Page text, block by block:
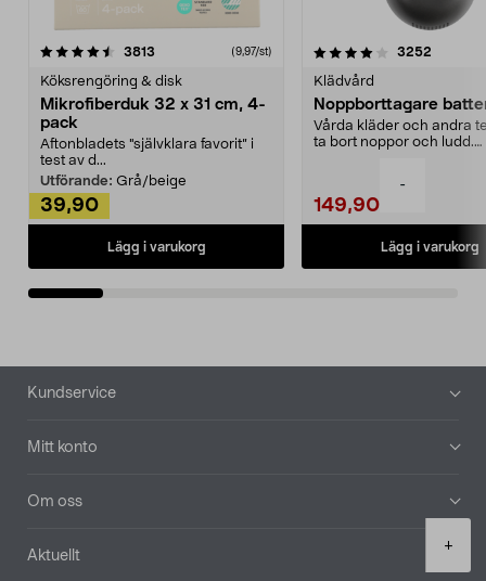
-
+
3813 (9,97/st)
Köksrengöring & disk
Mikrofiberduk 32 x 31 cm, 4-
pack
Aftonbladets "självklara favorit” i
test av d...
Utförande: Grå/beige
39,90
Lägg i varukorg
4.0av 5 stjärnor 3252
Klädvård
Noppborttagare
Vårda kläder och andra
ta bort noppor och ludd.
149,90
Lägg i varukorg
4.5av 5 stjärnor
Sidfot
Kundservice
Mitt konto
Om oss
Aktuellt